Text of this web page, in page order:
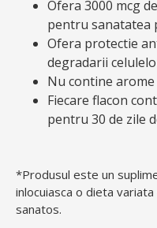
Ofera 3000 mcg
pentru sanatatea
Ofera protectie
degradarii
Nu contine
Fiecare flacon
pentru 30 de zile
*Produsul este un
inlocuiasca o dieta
sanatos.